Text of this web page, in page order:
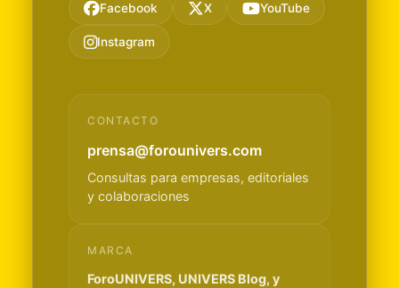
Facebook X YouTube
Instagram
CONTACTO
prensa@forounivers.com
Consultas para empresas, editoriales
y colaboraciones
MARCA
ForoUNIVERS, UNIVERS Blog, y